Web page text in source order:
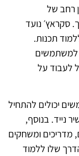
רחב של
סקראץ׳ נועד
תכנות.
למשתמשים
לעבוד על
יכולים להתחיל
נייד. בנוסף,
מדריכים ומשחקים
שלו ללמוד